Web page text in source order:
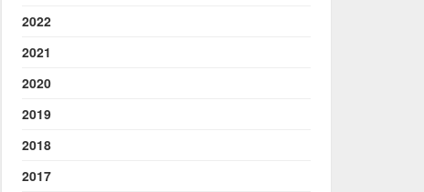
2022
2021
2020
2019
2018
2017